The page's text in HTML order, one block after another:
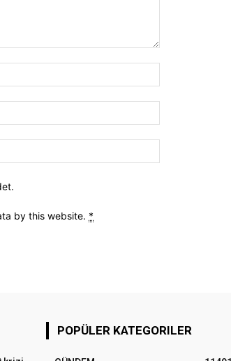
by this website. *
POPÜLER KATEGORILER